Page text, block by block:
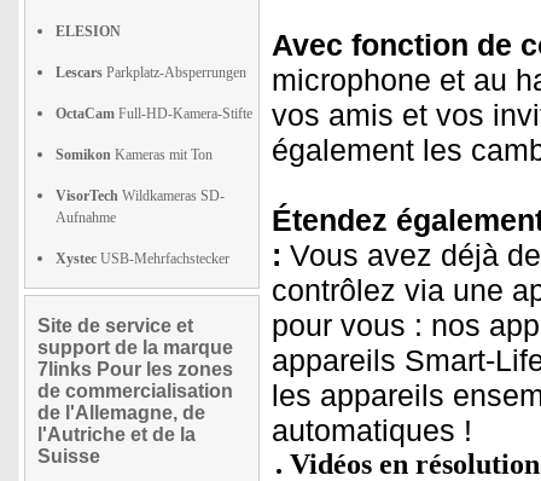
ELESION
Lescars Parkplatz-Absperrungen
OctaCam Full-HD-Kamera-Stifte
Somikon Kameras mit Ton
VisorTech Wildkameras SD-
Aufnahme
Xystec USB-Mehrfachstecker
Site de service et
support de la marque
7links Pour les zones
de commercialisation
de l'Allemagne, de
l'Autriche et de la
Suisse
Avec fonction de
microphone et au
vos amis et vos
également les
Étendez
: Vous avez déjà
contrôlez via une
pour vous : nos
appareils Smart-
les appareils
automatiques !
Vidéos en